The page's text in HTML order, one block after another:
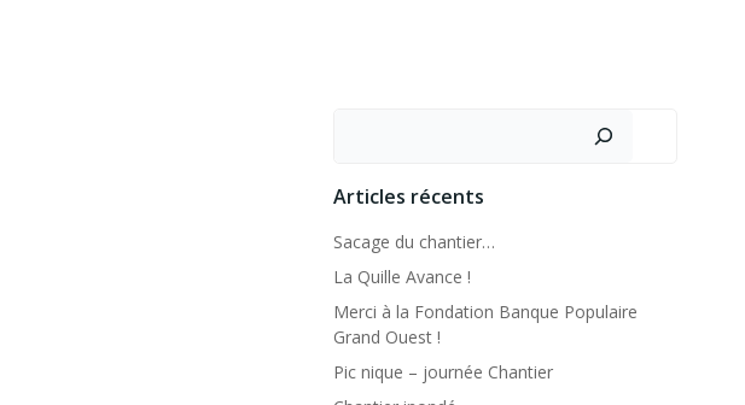
Articles récents
Sacage du chantier…
La Quille Avance !
Merci à la Fondation Banque Populaire
Grand Ouest !
Pic nique – journée Chantier